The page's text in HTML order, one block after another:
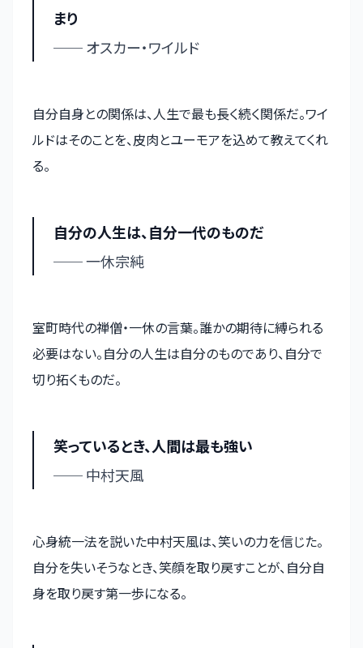
まり
── オスカー・ワイルド
自分自身との関係は、人生で最も長く続く関係だ。ワイ
ルドはそのことを、皮肉とユーモアを込めて教えてくれ
る。
自分の人生は、自分一代のものだ
── 一休宗純
室町時代の禅僧・一休の言葉。誰かの期待に縛られる
必要はない。自分の人生は自分のものであり、自分で
切り拓くものだ。
笑っているとき、人間は最も強い
── 中村天風
心身統一法を説いた中村天風は、笑いの力を信じた。
自分を失いそうなとき、笑顔を取り戻すことが、自分自
身を取り戻す第一歩になる。